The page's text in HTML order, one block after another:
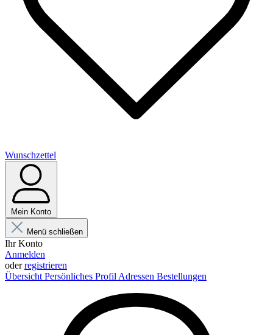
Wunschzettel
Mein Konto
Menü schließen
Ihr Konto
Anmelden
oderregistrieren
Übersicht Persönliches Profil Adressen Bestellungen